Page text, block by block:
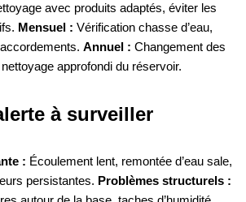
avec produits adaptés, éviter les
Mensuel : Vérification chasse d’eau,
Annuel : Changement des
approfondi du réservoir.
à surveiller
: Écoulement lent, remontée d’eau sale,
persistantes. Problèmes structurels :